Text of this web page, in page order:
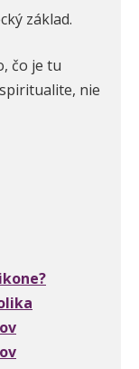
základ.
čo je tu
nie